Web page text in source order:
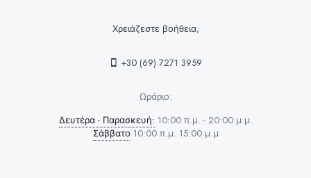
Χρειάζεστε βοήθεια;
+30 (69) 7271 3959
Ωράριο:
Δευτέρα - Παρασκευή: 10:00 π.μ. - 20:00 μ.μ.
Σάββατο 10:00 π.μ. 15:00 μ.μ